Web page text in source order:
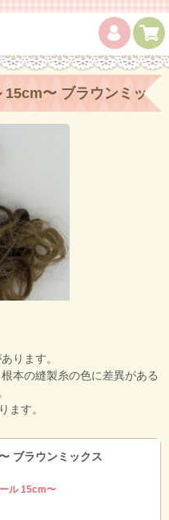
15cm〜 ブラウンミッ
ります。
本の縫製糸の色に差異がある
ます。
ブラウンミックス
ル 15cm〜